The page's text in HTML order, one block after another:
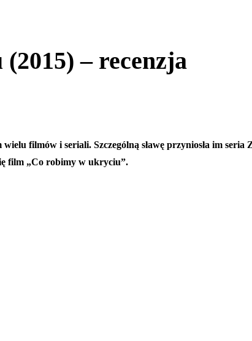
– recenzja
filmów i seriali. Szczególną sławę przyniosła im seria
film „Co robimy w ukryciu”.